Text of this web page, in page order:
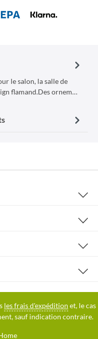
le salon, la salle de
flamand.Des ornem…
les frais d'expédition et, le cas
sauf indication contraire.